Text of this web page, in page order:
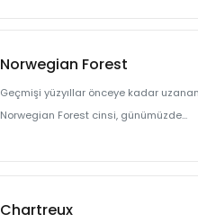
Norwegian Forest
Geçmişi yüzyıllar önceye kadar uzanan
Norwegian Forest cinsi, günümüzde...
Chartreux